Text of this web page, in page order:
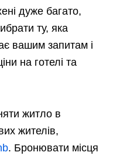
дуже багато,
ту, яка
вашим запитам і
на готелі та
житло в
жителів,
. Бронювати місця